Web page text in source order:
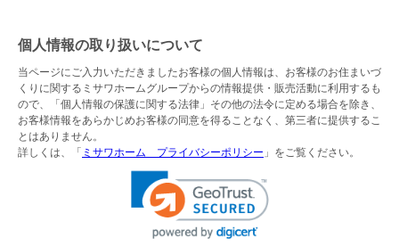
個人情報の取り扱いについて
当ページにご入力いただきましたお客様の個人情報は、お客様のお住まいづ
くりに関するミサワホームグループからの情報提供・販売活動に利用するも
ので、「個人情報の保護に関する法律」その他の法令に定める場合を除き、
お客様情報をあらかじめお客様の同意を得ることなく、第三者に提供するこ
とはありません。
詳しくは、「 ミサワホーム プライバシーポリシー 」をご覧ください。